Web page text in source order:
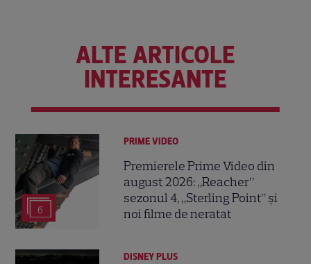
ALTE ARTICOLE
INTERESANTE
6
PRIME VIDEO
Premierele Prime Video din
august 2026: „Reacher”
sezonul 4, „Sterling Point” și
noi filme de neratat
DISNEY PLUS